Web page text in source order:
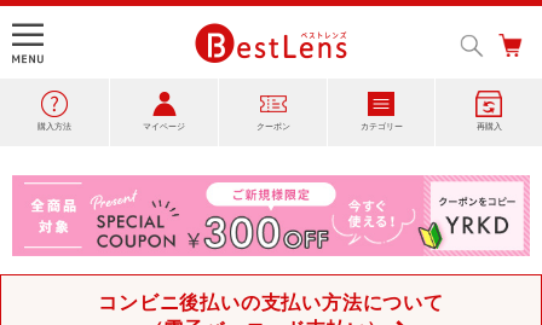
購入方法 マイページ クーポン カテゴリー 再購入
コンビニ後払いの支払い方法について